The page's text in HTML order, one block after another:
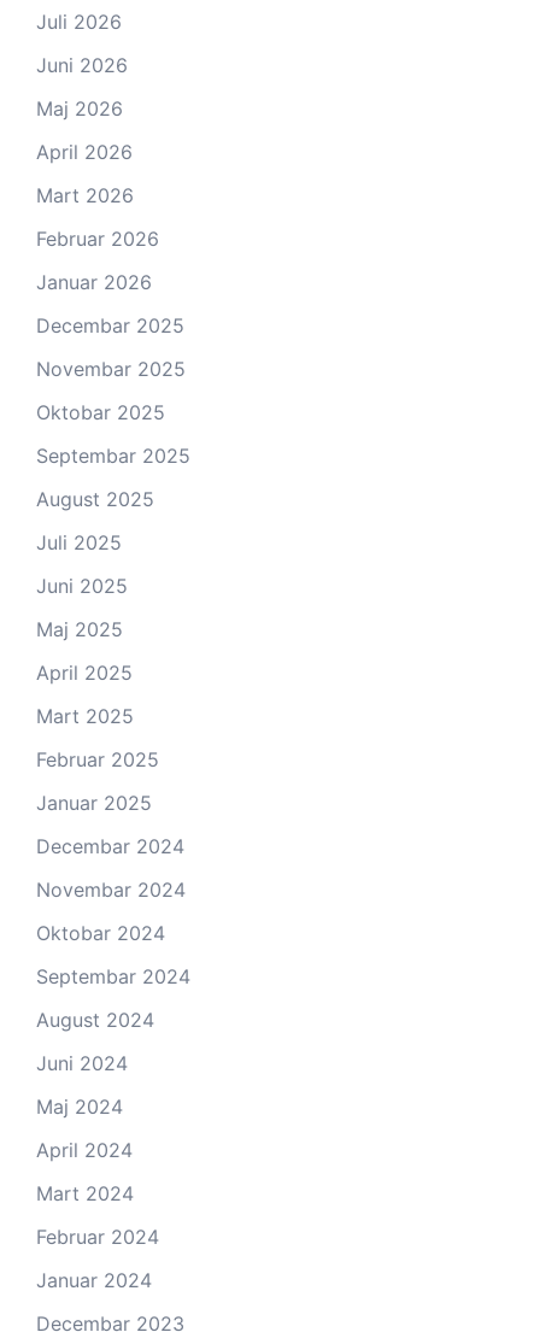
Juli 2026
Juni 2026
Maj 2026
April 2026
Mart 2026
Februar 2026
Januar 2026
Decembar 2025
Novembar 2025
Oktobar 2025
Septembar 2025
August 2025
Juli 2025
Juni 2025
Maj 2025
April 2025
Mart 2025
Februar 2025
Januar 2025
Decembar 2024
Novembar 2024
Oktobar 2024
Septembar 2024
August 2024
Juni 2024
Maj 2024
April 2024
Mart 2024
Februar 2024
Januar 2024
Decembar 2023